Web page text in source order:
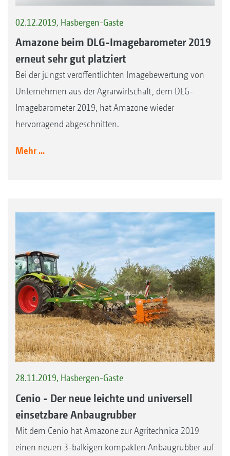
02.12.2019, Hasbergen-Gaste
Amazone beim DLG-Imagebarometer 2019
erneut sehr gut platziert
Bei der jüngst veröffentlichten Imagebewertung von
Unternehmen aus der Agrarwirtschaft, dem DLG-
Imagebarometer 2019, hat Amazone wieder
hervorragend abgeschnitten.
Mehr ...
28.11.2019, Hasbergen-Gaste
Cenio - Der neue leichte und universell
einsetzbare Anbaugrubber
Mit dem Cenio hat Amazone zur Agritechnica 2019
einen neuen 3-balkigen kompakten Anbaugrubber auf